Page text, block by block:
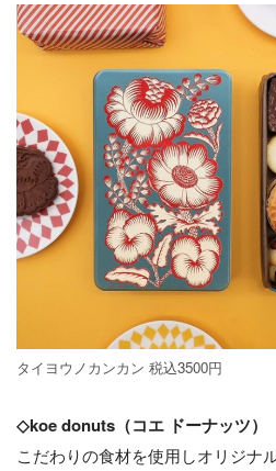
タイヨウノカンカン 税込3500円
◇koe donuts（コエ ドーナッツ）
こだわりの食材を使用しオリジナ